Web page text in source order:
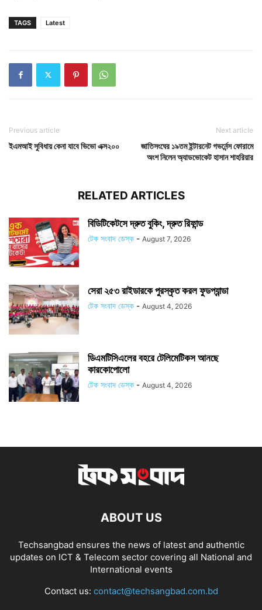
TAGS Latest
Previous article
ইএমআই সুবিধায় কেনা যাবে ভিভো এক্স২০০
Next article
জাতিসংঘের ১৯তম ইন্টারনেট গভর্নেন্স ফোরামে
অংশ নিলেন অ্যাডভোকেট হাসান শাহরিয়ার
RELATED ARTICLES
বিডিটিকেটসে দ্রুত বুকিং, দ্রুত রিফান্ড
টেক সংবাদ ডেস্ক - August 7, 2026
সেরা ২৫৩ রাইডারকে পুরস্কৃত করল ফুডপ্যান্ডা
টেক সংবাদ ডেস্ক - August 4, 2026
ডিএমটিসিএলের বহরে টেলিমেটিকস আনছে
কারকোপোলো
টেক সংবাদ ডেস্ক - August 4, 2026
ABOUT US
Techsangbad ensures the news of latest and authentic
updates on ICT & Telecom sector covering all National and
International events
Contact us: contact@techsangbad.com.bd